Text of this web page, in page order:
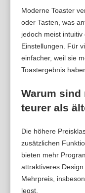
Moderne Toaster
oder Tasten, was
jedoch meist
Einstellungen. Für
einfacher, weil sie
Toastergebnis
Warum sind
teurer als
Die höhere
zusätzlichen
bieten mehr
attraktiveres
Mehrpreis,
legst.